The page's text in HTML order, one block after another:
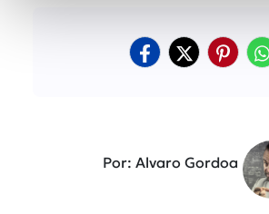
Por: Alvaro Gordoa